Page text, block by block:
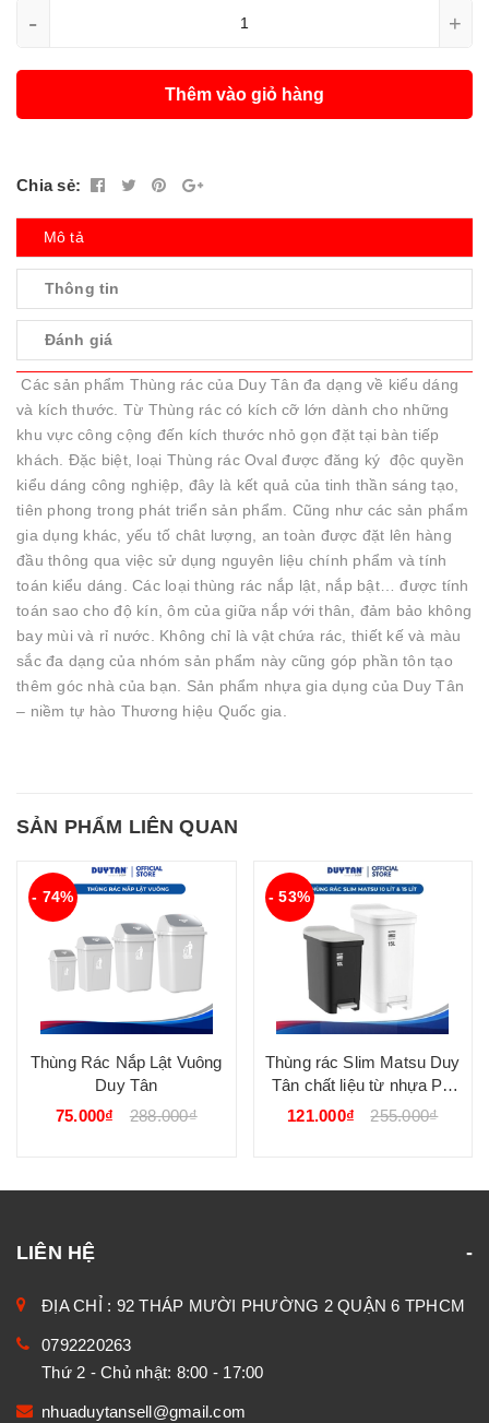
- +
Thêm vào giỏ hàng
Chia sẻ:
Mô tả
Thông tin
Đánh giá
Các sản phẩm Thùng rác của Duy Tân đa dạng về kiểu dáng
và kích thước. Từ Thùng rác có kích cỡ lớn dành cho những
khu vực công cộng đến kích thước nhỏ gọn đặt tại bàn tiếp
khách. Đặc biệt, loại Thùng rác Oval được đăng ký độc quyền
kiểu dáng công nghiệp, đây là kết quả của tinh thần sáng tạo,
tiên phong trong phát triển sản phẩm. Cũng như các sản phẩm
gia dụng khác, yếu tố chât lượng, an toàn được đặt lên hàng
đầu thông qua việc sử dụng nguyên liệu chính phẩm và tính
toán kiểu dáng. Các loại thùng rác nắp lật, nắp bật… được tính
toán sao cho độ kín, ôm của giữa nắp với thân, đảm bảo không
bay mùi và rỉ nước. Không chỉ là vật chứa rác, thiết kế và màu
sắc đa dạng của nhóm sản phẩm này cũng góp phần tôn tạo
thêm góc nhà của bạn. Sản phẩm nhựa gia dụng của Duy Tân
– niềm tự hào Thương hiệu Quốc gia.
SẢN PHẨM LIÊN QUAN
- 74%
Thùng Rác Nắp Lật Vuông
Duy Tân
75.000₫
288.000₫
- 53%
Thùng rác Slim Matsu Duy
Tân chất liệu từ nhựa PP
ngăn mùi, bền màu, kiểu
121.000₫ 255.000₫
LIÊN HỆ
ĐỊA CHỈ : 92 THÁP MƯỜI PHƯỜNG 2 QUẬN 6 TPHCM
0792220263
Thứ 2 - Chủ nhật: 8:00 - 17:00
nhuaduytansell@gmail.com